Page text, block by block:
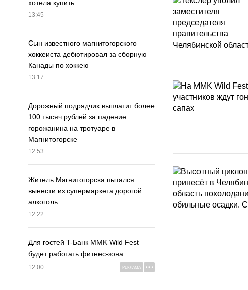
хотела купить
13:45
Сын известного магнитогорского
хоккеиста дебютировал за сборную
Канады по хоккею
13:17
Дорожный подрядчик выплатит более
100 тысяч рублей за падение
горожанина на тротуаре в
Магнитогорске
12:53
Житель Магнитогорска пытался
вынести из супермаркета дорогой
алкоголь
12:22
Для гостей T-Банк MMK Wild Fest
будет работать фитнес-зона
12:00 РЕКЛАМА